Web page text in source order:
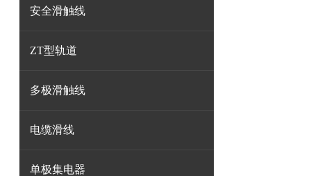
安全滑触线
ZT型轨道
多极滑触线
电缆滑线
单极集电器